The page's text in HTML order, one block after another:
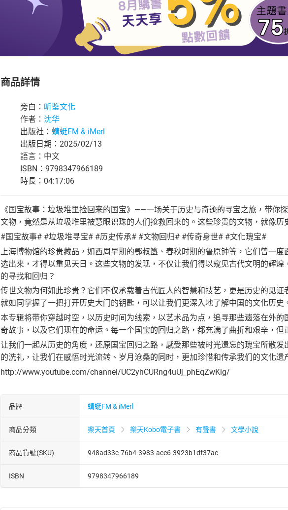
商品詳情
旁白： 听鉴文化
作者： 沈华
出版社： 蜻蜓FM & iMerl
出版日期：2025/02/13
語言：中文
ISBN：9798347966189
時長：04:17:06
《国宝故事：垃圾堆里捡回来的国宝》——一场关于历史与奇迹的寻宝之旅，带你
文物，竟然是从垃圾堆里被慧眼识珠的人们抢救回来的。这些珍贵的文物，就像
#国宝故事# #垃圾堆寻宝# #历史传承# #文物回归# #传奇身世# #文化瑰宝#
上海博物馆的珍贵藏品，如西周早期的鄂叔簋、春秋时期的鲁原钟等，它们曾一
选出来，才得以重见天日。这些文物的发现，不仅让我们得以窥见古代文明的辉
的寻找和回归？
传世文物为何如此珍贵？它们不仅承载着古代匠人的智慧和技艺，更是历史的见
就如同掌握了一把打开历史大门的钥匙，可以让我们更深入地了解中国的文化历史
本专辑将带你穿越时空，以历史时间为线索，以艺术品为点，追寻那些遗落在外
奇故事，以及它们现在的命运。每一个国宝的回归之路，都充满了曲折和艰辛，
让我们一起从历史的角度，还原国宝回归之路，感受那些被时光遗忘的瑰宝所散
的洗礼，让我们在感悟时光流转、岁月沧桑的同时，更加珍惜和传承我们的文化遗
http://www.youtube.com/channel/UC2yhCURng4uUj_phEqZwKig/
品牌 蜻蜓FM & iMerl
商品分類 樂天首頁 樂天Kobo電子書 有聲書 文學小說
商品貨號(SKU) 948ad33c-76b4-3983-aee6-3923b1df37ac
ISBN 9798347966189